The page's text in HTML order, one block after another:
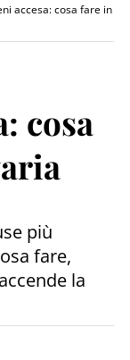
accesa: cosa fare in
cosa
più
fare,
la